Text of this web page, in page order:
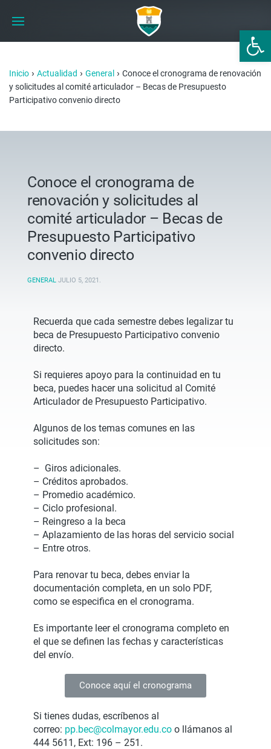
Abrir
Inicio › Actualidad › General › Conoce el cronograma de renovación
y solicitudes al comité articulador – Becas de Presupuesto
Participativo convenio directo
Conoce el cronograma de
renovación y solicitudes al
comité articulador – Becas de
Presupuesto Participativo
convenio directo
GENERAL JULIO 5, 2021 .
Recuerda que cada semestre debes legalizar tu
beca de Presupuesto Participativo convenio
directo.
Si requieres apoyo para la continuidad en tu
beca, puedes hacer una solicitud al Comité
Articulador de Presupuesto Participativo.
Algunos de los temas comunes en las
solicitudes son:
– Giros adicionales.
– Créditos aprobados.
– Promedio académico.
– Ciclo profesional.
– Reingreso a la beca
– Aplazamiento de las horas del servicio social
– Entre otros.
Para renovar tu beca, debes enviar la
documentación completa, en un solo PDF,
como se especifica en el cronograma.
Es importante leer el cronograma completo en
el que se definen las fechas y características
del envío.
Conoce aquí el cronograma
Si tienes dudas, escríbenos al
correo: pp.bec@colmayor.edu.co o llámanos al
444 5611, Ext: 196 – 251.